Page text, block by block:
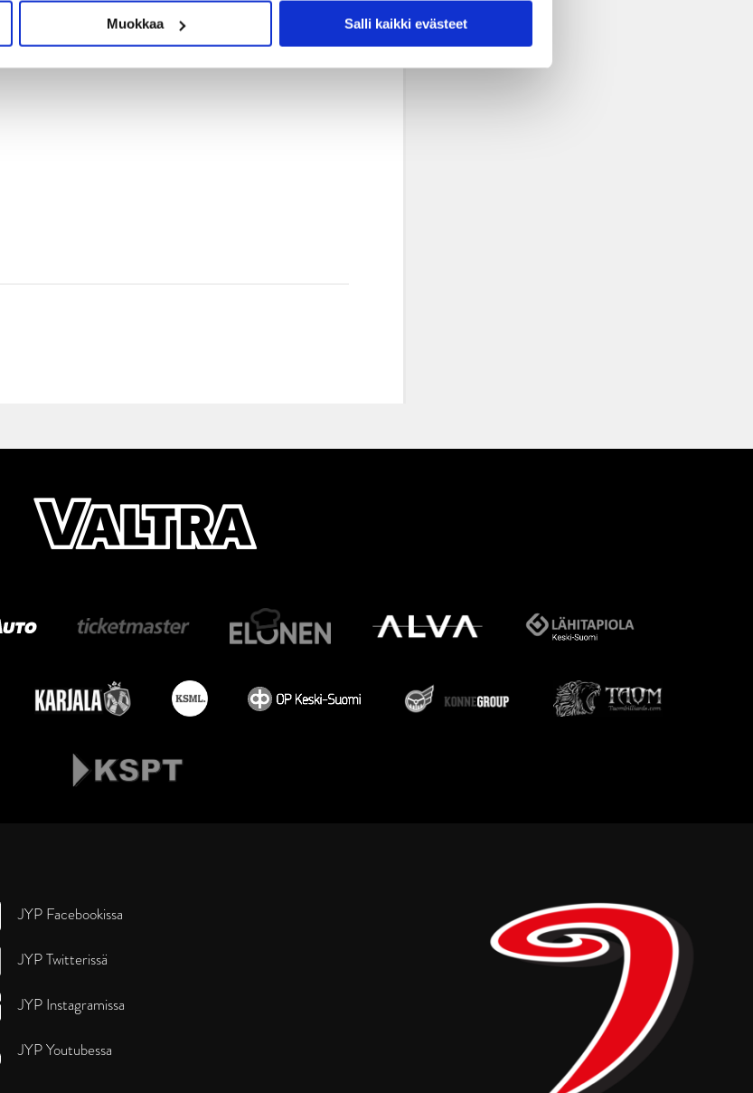
Muokkaa Salli kaikki evästeet
JYP Facebookissa
JYP Twitterissä
JYP Instagramissa
JYP Youtubessa